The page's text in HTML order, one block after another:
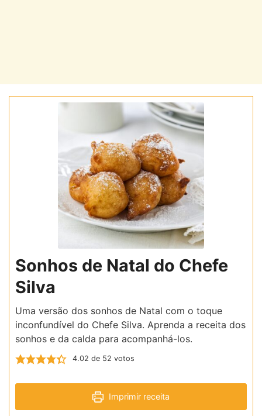
Sonhos de Natal do Chefe
Silva
Uma versão dos sonhos de Natal com o toque
inconfundível do Chefe Silva. Aprenda a receita dos
sonhos e da calda para acompanhá-los.
4.02 de 52 votos
Imprimir receita